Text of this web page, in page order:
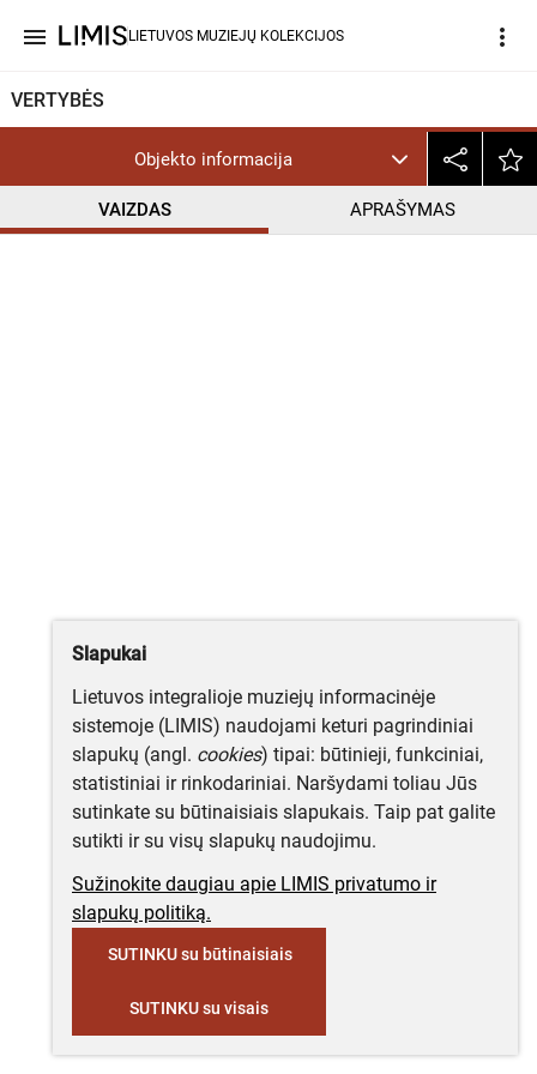
menu LIETUVOS MUZIEJŲ KOLEKCIJOS more_vert
VERTYBĖS
Objekto informacija
VAIZDAS APRAŠYMAS
Slapukai
Lietuvos integralioje muziejų informacinėje
sistemoje (LIMIS) naudojami keturi pagrindiniai
slapukų (angl. cookies) tipai: būtinieji, funkciniai,
statistiniai ir rinkodariniai. Naršydami toliau Jūs
sutinkate su būtinaisiais slapukais. Taip pat galite
sutikti ir su visų slapukų naudojimu.
Sužinokite daugiau apie LIMIS privatumo ir
slapukų politiką.
SUTINKU su būtinaisiais
SUTINKU su visais